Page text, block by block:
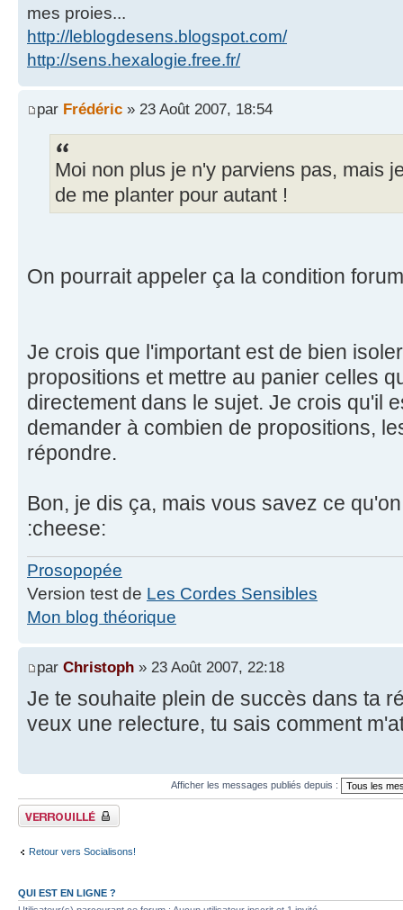
mes proies...
http://leblogdesens.blogspot.com/
http://sens.hexalogie.free.fr/
par Frédéric » 23 Août 2007, 18:54
Moi non plus je n'y parviens pas, mais
de me planter pour autant !
On pourrait appeler ça la condition
Je crois que l'important est de bien
propositions et mettre au panier celles
directement dans le sujet. Je crois qu'il
demander à combien de propositions,
répondre.
Bon, je dis ça, mais vous savez ce
:cheese:
Prosopopée
Version test de Les Cordes Sensibles
Mon blog théorique
par Christoph » 23 Août 2007, 22:18
Je te souhaite plein de succès dans ta
veux une relecture, tu sais comment
Afficher les messages publiés depuis :
Fil verrouillé
Retour vers Socialisons!
QUI EST EN LIGNE ?